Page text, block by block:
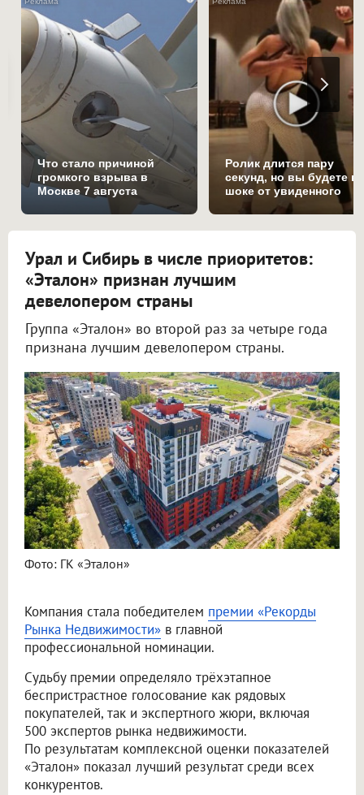
Что стало причиной
громкого взрыва в
Москве 7 августа
Ролик длится пару
секунд, но вы будете в
шоке от увиденного
Урал и Сибирь в числе приоритетов:
«Эталон» признан лучшим
девелопером страны
Группа «Эталон» во второй раз за четыре года
признана лучшим девелопером страны.
Фото: ГК «Эталон»
Компания стала победителем премии «Рекорды
Рынка Недвижимости» в главной
профессиональной номинации.
Судьбу премии определяло трёхэтапное
беспристрастное голосование как рядовых
покупателей, так и экспертного жюри, включая
500 экспертов рынка недвижимости.
По результатам комплексной оценки показателей
«Эталон» показал лучший результат среди всех
конкурентов.